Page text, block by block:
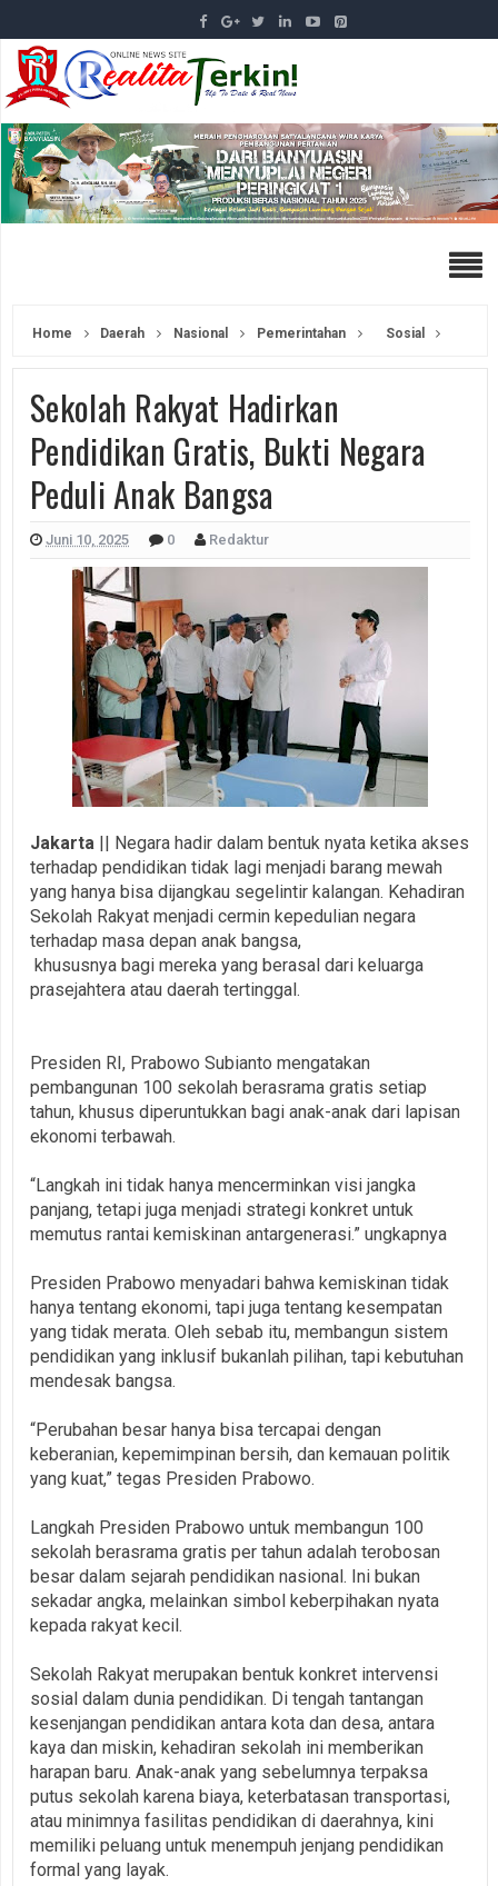
Home Daerah Nasional Pemerintahan Sosial
Sekolah Rakyat Hadirkan
Pendidikan Gratis, Bukti Negara
Peduli Anak Bangsa
Juni 10, 2025 0 Redaktur
Jakarta || Negara hadir dalam bentuk nyata ketika akses
terhadap pendidikan tidak lagi menjadi barang mewah
yang hanya bisa dijangkau segelintir kalangan. Kehadiran
Sekolah Rakyat menjadi cermin kepedulian negara
terhadap masa depan anak bangsa,
khususnya bagi mereka yang berasal dari keluarga
prasejahtera atau daerah tertinggal.
Presiden RI, Prabowo Subianto mengatakan
pembangunan 100 sekolah berasrama gratis setiap
tahun, khusus diperuntukkan bagi anak-anak dari lapisan
ekonomi terbawah.
“Langkah ini tidak hanya mencerminkan visi jangka
panjang, tetapi juga menjadi strategi konkret untuk
memutus rantai kemiskinan antargenerasi.” ungkapnya
Presiden Prabowo menyadari bahwa kemiskinan tidak
hanya tentang ekonomi, tapi juga tentang kesempatan
yang tidak merata. Oleh sebab itu, membangun sistem
pendidikan yang inklusif bukanlah pilihan, tapi kebutuhan
mendesak bangsa.
“Perubahan besar hanya bisa tercapai dengan
keberanian, kepemimpinan bersih, dan kemauan politik
yang kuat,” tegas Presiden Prabowo.
Langkah Presiden Prabowo untuk membangun 100
sekolah berasrama gratis per tahun adalah terobosan
besar dalam sejarah pendidikan nasional. Ini bukan
sekadar angka, melainkan simbol keberpihakan nyata
kepada rakyat kecil.
Sekolah Rakyat merupakan bentuk konkret intervensi
sosial dalam dunia pendidikan. Di tengah tantangan
kesenjangan pendidikan antara kota dan desa, antara
kaya dan miskin, kehadiran sekolah ini memberikan
harapan baru. Anak-anak yang sebelumnya terpaksa
putus sekolah karena biaya, keterbatasan transportasi,
atau minimnya fasilitas pendidikan di daerahnya, kini
memiliki peluang untuk menempuh jenjang pendidikan
formal yang layak.